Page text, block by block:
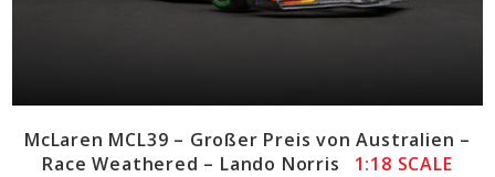
McLaren MCL39 – Großer Preis von Australien –
Race Weathered – Lando Norris
1:18 SCALE